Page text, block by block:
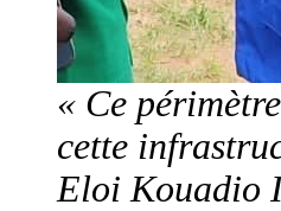
« Ce
cette
Eloi Kouadio